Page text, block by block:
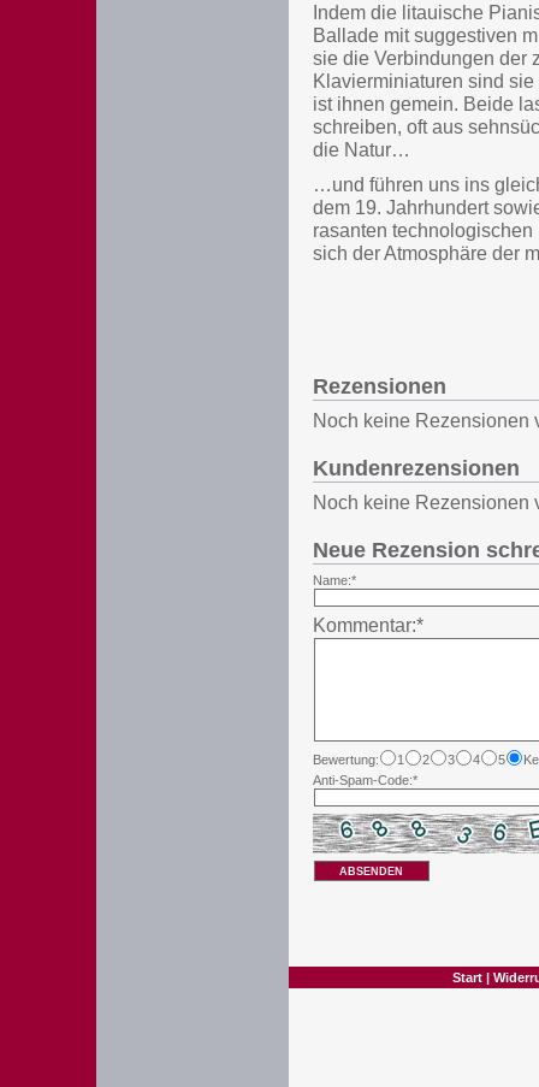
Indem die litauische
Ballade mit suggestiven
sie die Verbindungen der
Klavierminiaturen sind
ist ihnen gemein. Beide
schreiben, oft aus
die Natur…
…und führen uns ins
dem 19. Jahrhundert
rasanten
sich der Atmosphäre der
Rezensionen
Noch keine Rezensionen
Kundenrezensionen
Noch keine Rezensionen
Neue Rezension
Name:*
Kommentar:*
Bewertung: 1 2 3 4 5
Anti-Spam-Code:*
ABSENDEN
Start |